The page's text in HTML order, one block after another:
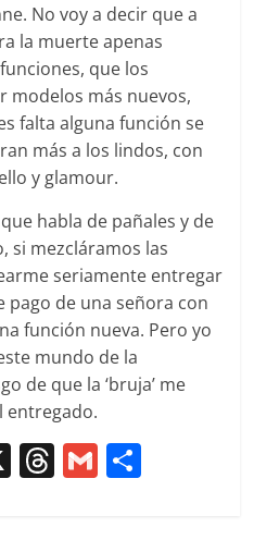
No voy a decir que a
la muerte apenas
que los
modelos más nuevos,
falta alguna función se
más a los lindos, con
y glamour.
habla de pañales y de
si mezcláramos las
seriamente entregar
pago de una señora con
función nueva. Pero yo
mundo de la
de que la ‘bruja’ me
entregado.
X T G